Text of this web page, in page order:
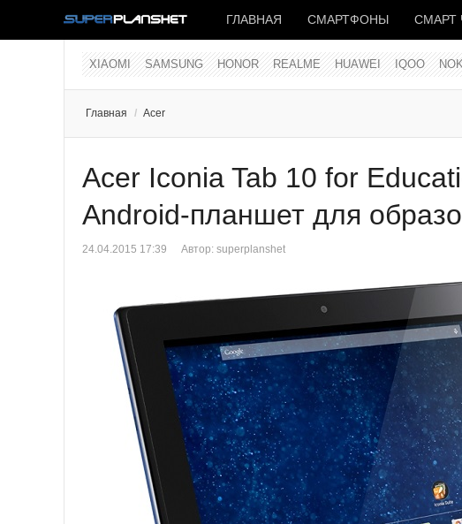
ГЛАВНАЯ СМАРТФОНЫ СМАРТ
XIAOMI SAMSUNG HONOR REALME HUAWEI IQOO
Главная / Acer
Acer Iconia Tab 10 for
Android-планшет для
24.04.2015 17:39 Автор: superplanshet